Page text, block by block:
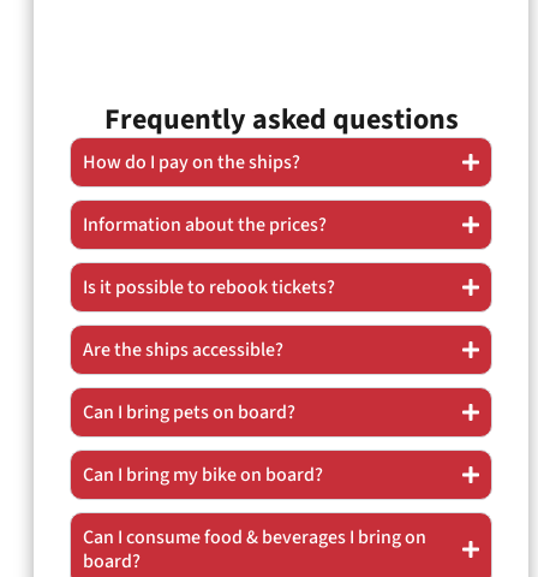
Frequently asked questions
How do I pay on the ships?
Information about the prices?
Is it possible to rebook tickets?
Are the ships accessible?
Can I bring pets on board?
Can I bring my bike on board?
Can I consume food & beverages I bring on
board?